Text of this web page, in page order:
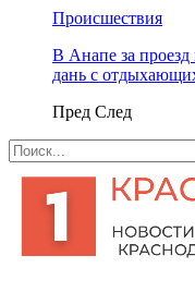
Происшествия
В Анапе за
дань с
Пред След